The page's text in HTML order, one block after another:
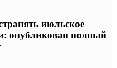
июльское
опубликован полный